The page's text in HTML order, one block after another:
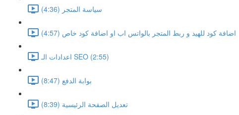
سياسة المتجر (4:36)
اضافة كود للهيد و ربط المتجر بالواتس اب او اضافة كود خاص (4:57)
اعدادات الـ SEO (2:55)
بوابة الدفع (8:47)
تعديل الصفحة الرئيسية (8:39)